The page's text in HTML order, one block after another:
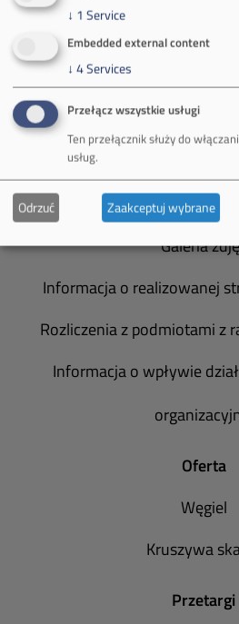
Władze
Spółka Południowy
Zakład Górniczy
Zakład Górniczy
Galeria
Informacja o realizowanej
Rozliczenia z podmiotami z
Informacja o wpływie
Oferta
Węgiel
Kruszywa
Przetargi
↓ 1 Service
Embedded external content
↓ 4Services
Przełącz wszystkie usługi
Ten przełącznik służy do
usług.
Odrzuć Zaakceptuj wybrane